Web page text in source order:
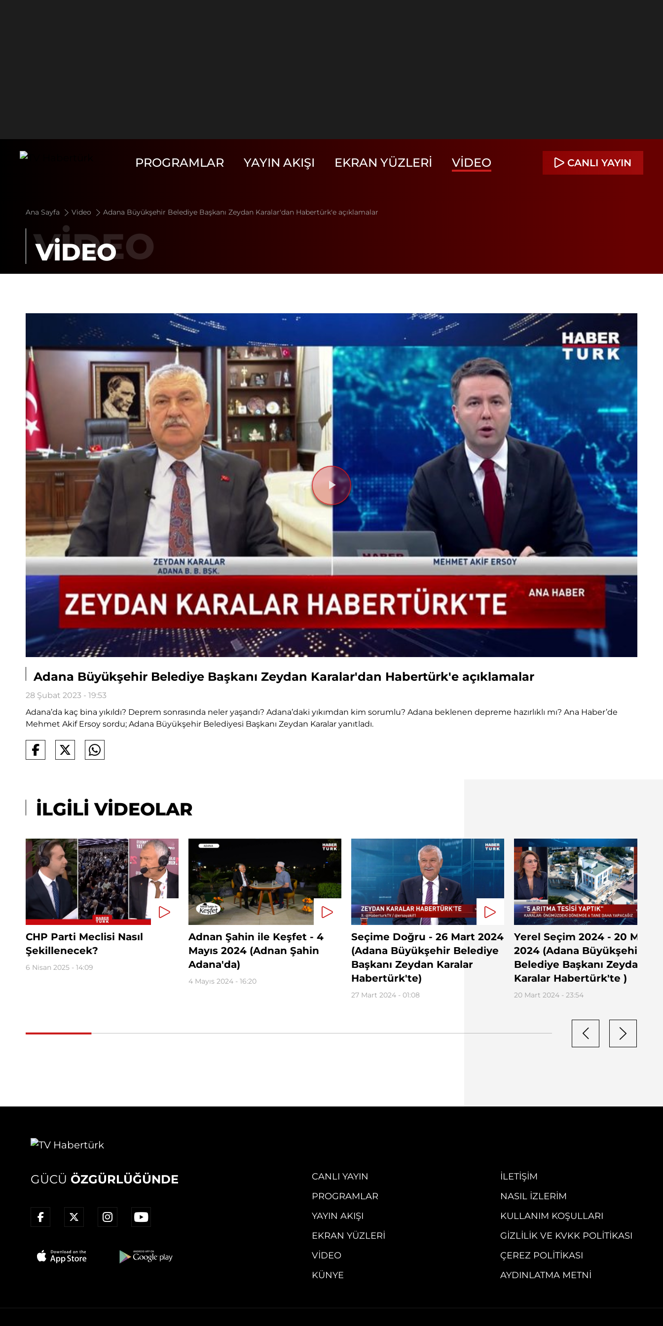
PROGRAMLAR YAYIN AKIŞI EKRAN YÜZLERI VIDEO CANLI YAYIN
Ana Sayfa Video Adana Büyükşehir Belediye Başkanı Zeydan Karalar'dan Habertürk'e açıklamalar
VİDEO
Videoyu
Oynat
Adana Büyükşehir Belediye Başkanı Zeydan Karalar'dan Habertürk'e açıklamalar
28 Şubat 2023 - 19:53
Adana’da kaç bina yıkıldı? Deprem sonrasında neler yaşandı? Adana’daki yıkımdan kim sorumlu? Adana beklenen depreme hazırlıklı mı? Ana Haber’de
Mehmet Akif Ersoy sordu; Adana Büyükşehir Belediyesi Başkanı Zeydan Karalar yanıtladı.
İLGİLİ VİDEOLAR
CHP Parti Meclisi Nasıl
Şekillenecek?
6 Nisan 2025 - 14:09
Adnan Şahin ile Keşfet - 4
Mayıs 2024 (Adnan Şahin
Adana'da)
4 Mayıs 2024 - 16:20
Seçime Doğru - 26 Mart 2024
(Adana Büyükşehir Belediye
Başkanı Zeydan Karalar
Habertürk'te)
27 Mart 2024 - 01:08
Yerel Seçim 2024 - 20 Mart
2024 (Adana Büyükşehir
Belediye Başkanı Zeydan
Karalar Habertürk'te )
20 Mart 2024 - 23:54
GÜCÜ ÖZGÜRLÜĞÜNDE
CANLI YAYIN
PROGRAMLAR
YAYIN AKIŞI
EKRAN YÜZLERI
VIDEO
KÜNYE
İLETIŞIM
NASIL İZLERIM
KULLANIM KOŞULLARI
GIZLILIK VE KVKK POLITIKASI
ÇEREZ POLITIKASI
AYDINLATMA METNI